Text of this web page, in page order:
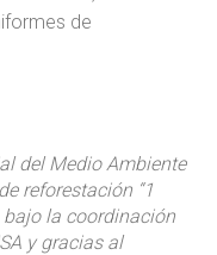
de
del Medio Ambiente
reforestación “1
bajo la coordinación
y gracias al